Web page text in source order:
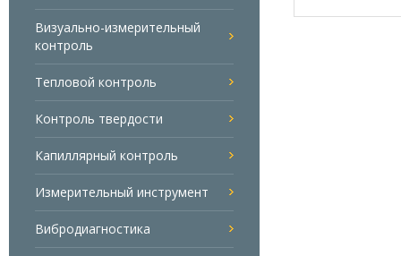
Визуально-измерительный
контроль
Тепловой контроль
Контроль твердости
Капиллярный контроль
Измерительный инструмент
Вибродиагностика